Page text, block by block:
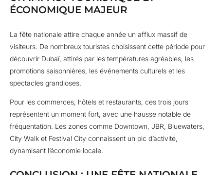
ÉCONOMIQUE MAJEUR
La fête nationale attire chaque année un afflux massif de
visiteurs. De nombreux touristes choisissent cette période pour
découvrir Dubaï, attirés par les températures agréables, les
promotions saisonnières, les événements culturels et les
spectacles grandioses.
Pour les commerces, hôtels et restaurants, ces trois jours
représentent un moment fort, avec une hausse notable de
fréquentation. Les zones comme Downtown, JBR, Bluewaters,
City Walk et Festival City connaissent un pic d’activité,
dynamisant l’économie locale.